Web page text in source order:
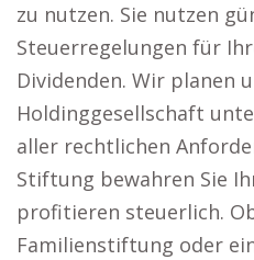
zu nutzen. Sie nutzen
Steuerregelungen für
Dividenden. Wir planen
Holdinggesellschaft
aller rechtlichen
Stiftung bewahren Sie
profitieren steuerlich.
Familienstiftung oder